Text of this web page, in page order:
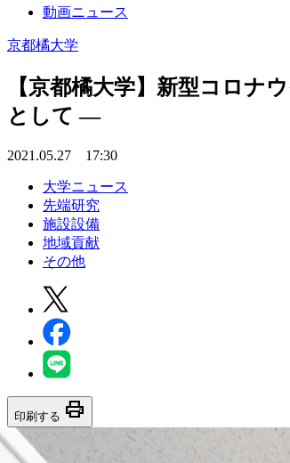
動画ニュース
京都橘大学
【京都橘大学】新型コロナ
として —
2021.05.27 17:30
大学ニュース
先端研究
施設設備
地域貢献
その他
印刷する print